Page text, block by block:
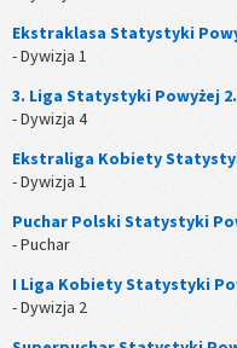
Ekstraklasa Statystyki
- Dywizja 1
3. Liga Statystyki Powyżej
- Dywizja 4
Ekstraliga Kobiety
- Dywizja 1
Puchar Polski Statystyki
- Puchar
I Liga Kobiety Statystyki
- Dywizja 2